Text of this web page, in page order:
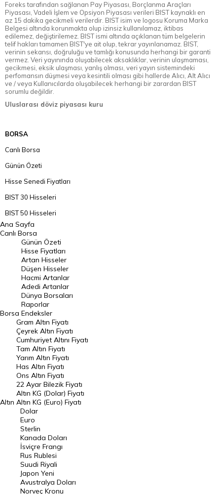
Foreks tarafından sağlanan Pay Piyasası, Borçlanma Araçları
Piyasası, Vadeli İşlem ve Opsiyon Piyasası verileri BIST kaynaklı en
az 15 dakika gecikmeli verilerdir. BIST isim ve logosu Koruma Marka
Belgesi altında korunmakta olup izinsiz kullanılamaz, iktibas
edilemez, değiştirilemez. BIST ismi altında açıklanan tüm belgelerin
telif hakları tamamen BIST'ye ait olup, tekrar yayınlanamaz. BIST,
verinin sekansı, doğruluğu ve tamlığı konusunda herhangi bir garanti
vermez. Veri yayınında oluşabilecek aksaklıklar, verinin ulaşmaması,
gecikmesi, eksik ulaşması, yanlış olması, veri yayın sistemindeki
perfomansın düşmesi veya kesintili olması gibi hallerde Alıcı, Alt Alıcı
ve / veya Kullanıcılarda oluşabilecek herhangi bir zarardan BIST
sorumlu değildir.
Uluslarası döviz piyasası kuru
BORSA
Canlı Borsa
Günün Özeti
Hisse Senedi Fiyatları
BIST 30 Hisseleri
BIST 50 Hisseleri
BIST 100 Hisseleri
En Çok Artan Hisseler
En Çok Düşen Hisseler
Hacmi Artanlar
Geçmiş Kapanışlar
Dünya Borsaları
Raporlar
Endeksler
DÖVİZ
Döviz Kuru
Dolar Kuru
Euro Kuru
Pound Kuru
Frank Kuru
Riyal Kuru
Avustralya Doları
Danimarka Kronu Kuru
Ana Sayfa
Canlı Borsa
Borsa
Günün Özeti
Hisse Fiyatları
Artan Hisseler
Düşen Hisseler
Hacmi Artanlar
Adedi Artanlar
Dünya Borsaları
Raporlar
Endeksler
Altın
Gram Altın Fiyatı
Çeyrek Altın Fiyatı
Cumhuriyet Altını Fiyatı
Tam Altın Fiyatı
Yarım Altın Fiyatı
Has Altın Fiyatı
Ons Altın Fiyatı
22 Ayar Bilezik Fiyatı
Altın KG (Dolar) Fiyatı
Altın KG (Euro) Fiyatı
Dolar
Euro
Sterlin
Kanada Doları
İsviçre Frangı
Rus Rublesi
Suudi Riyali
Japon Yeni
Avustralya Doları
Norveç Kronu